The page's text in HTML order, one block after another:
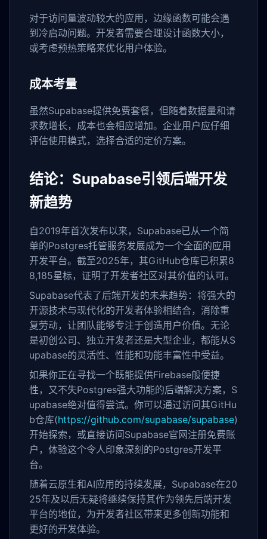
对于访问量波动较大的应用，边缘函数可能会遇
到冷启动问题。开发者需要合理设计函数大小，
或考虑预热策略来优化用户体验。
成本考量
虽然Supabase提供免费套餐，但随着数据量和请
求数增长，成本也会相应增加。企业用户应仔细
评估使用模式，选择合适的定价方案。
结论：Supabase引领后端开发
新趋势
自2019年首次发布以来，Supabase已从一个简
单的Postgres托管服务发展成为一个全面的应用
开发平台。截至2025年，其GitHub仓库已积累8
8,185星标，证明了开发者社区对其价值的认可。
Supabase代表了后端开发的未来趋势：将强大的
开源技术与现代化的开发者体验相结合，消除重
复劳动，让团队能够专注于创造用户价值。无论
是初创公司、独立开发者还是大型企业，都能从S
upabase的灵活性、性能和功能丰富性中受益。
如果你正在寻找一个既能提供Firebase般便捷
性，又不失Postgres强大功能的后端解决方案，S
upabase绝对值得尝试。你可以通过访问其GitHu
b仓库(https://github.com/supabase/supabase)
开始探索，或直接访问Supabase官网注册免费账
户，体验这个令人印象深刻的Postgres开发平
台。
随着云原生和AI应用的持续发展，Supabase在20
25年及以后无疑将继续保持其作为领先后端开发
平台的地位，为开发者社区带来更多创新功能和
更好的开发体验。